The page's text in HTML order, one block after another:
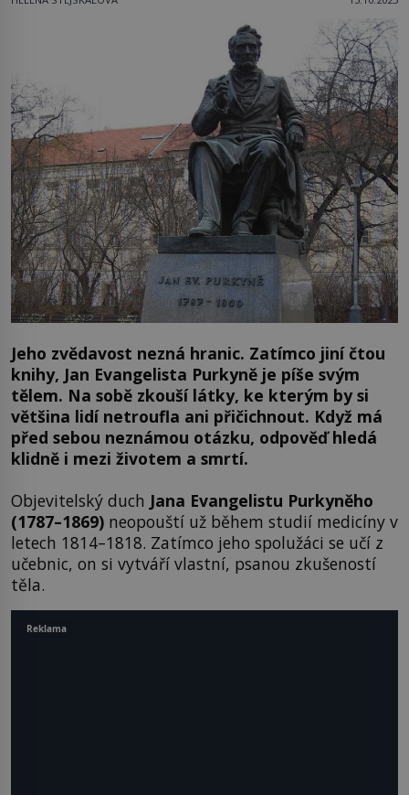
Jeho zvědavost nezná hranic. Zatímco jiní čtou
knihy, Jan Evangelista Purkyně je píše svým
tělem. Na sobě zkouší látky, ke kterým by si
většina lidí netroufla ani přičichnout. Když má
před sebou neznámou otázku, odpověď hledá
klidně i mezi životem a smrtí.
Objevitelský duch Jana Evangelistu Purkyněho
(1787–1869) neopouští už během studií medicíny v
letech 1814–1818. Zatímco jeho spolužáci se učí z
učebnic, on si vytváří vlastní, psanou zkušeností
těla.
Reklama